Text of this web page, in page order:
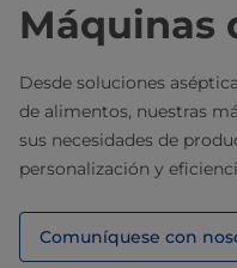
Máquinas
Desde soluciones
de alimentos, nuestras
sus necesidades de
personalización y
Comuníquese con